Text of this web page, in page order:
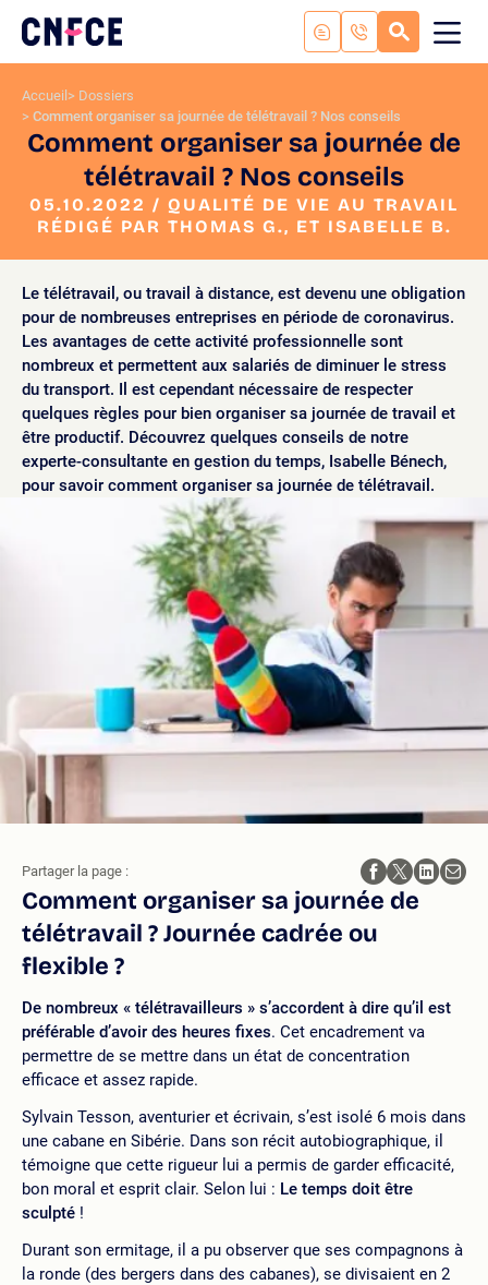
contenu
menu
Aller
recherche
Logo
site
Accueil
Dossiers
Comment organiser sa journée de télétravail ? Nos conseils
Comment organiser sa journée de
télétravail ? Nos conseils
05.10.2022 / QUALITÉ DE VIE AU TRAVAIL
RÉDIGÉ PAR THOMAS G., ET ISABELLE B.
Le télétravail, ou travail à distance, est devenu une obligation
pour de nombreuses entreprises en période de coronavirus.
Les avantages de cette activité professionnelle sont
nombreux et permettent aux salariés de diminuer le stress
du transport. Il est cependant nécessaire de respecter
quelques règles pour bien organiser sa journée de travail et
être productif. Découvrez quelques conseils de notre
experte-consultante en gestion du temps, Isabelle Bénech,
pour savoir comment organiser sa journée de télétravail.
Comment organiser sa journée de
télétravail ? Journée cadrée ou
flexible ?
De nombreux « télétravailleurs » s’accordent à dire qu’il est
préférable d’avoir des heures fixes. Cet encadrement va
permettre de se mettre dans un état de concentration
efficace et assez rapide.
Sylvain Tesson, aventurier et écrivain, s’est isolé 6 mois dans
une cabane en Sibérie. Dans son récit autobiographique, il
témoigne que cette rigueur lui a permis de garder efficacité,
bon moral et esprit clair. Selon lui : Le temps doit être
sculpté !
Durant son ermitage, il a pu observer que ses compagnons à
la ronde (des bergers dans des cabanes), se divisaient en 2
Partager la page :